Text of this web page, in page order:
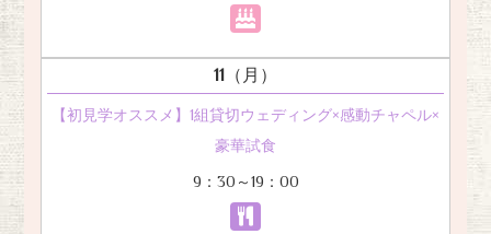
11 （月）
【初見学オススメ】1組貸切ウェディング×感動チャペル×
豪華試食
9：30～19：00